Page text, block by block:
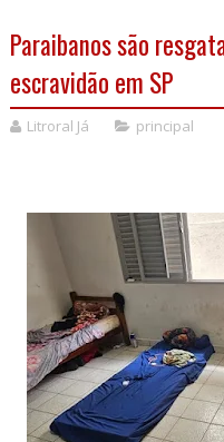
Paraibanos são
escravidão em SP
Litroral Já principal